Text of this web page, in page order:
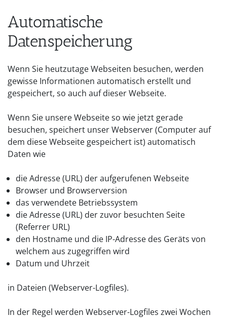
Automatische
Datenspeicherung
Wenn Sie heutzutage Webseiten besuchen, werden
gewisse Informationen automatisch erstellt und
gespeichert, so auch auf dieser Webseite.
Wenn Sie unsere Webseite so wie jetzt gerade
besuchen, speichert unser Webserver (Computer auf
dem diese Webseite gespeichert ist) automatisch
Daten wie
die Adresse (URL) der aufgerufenen Webseite
Browser und Browserversion
das verwendete Betriebssystem
die Adresse (URL) der zuvor besuchten Seite
(Referrer URL)
den Hostname und die IP-Adresse des Geräts von
welchem aus zugegriffen wird
Datum und Uhrzeit
in Dateien (Webserver-Logfiles).
In der Regel werden Webserver-Logfiles zwei Wochen